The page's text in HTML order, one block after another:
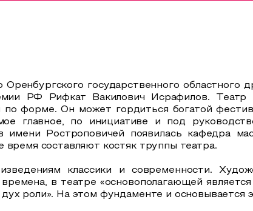
государственного областного
РФ Рифкат Вакилович Исрафилов.
форме. Он может гордиться богатой
главное, по инициативе и под
имени Ростроповичей появилась кафедра
время составляют костяк труппы театра.
классики и современности.
в театре «основополагающей является
роли». На этом фундаменте и основывается